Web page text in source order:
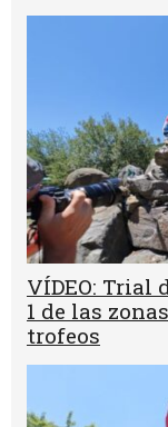
VÍDEO: Trial
1 de las
trofeos